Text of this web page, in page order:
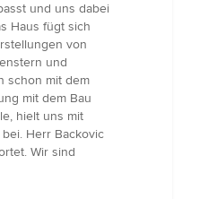
und uns dabei
Haus fügt sich
von
und
schon mit dem
mit dem Bau
hielt uns mit
Herr Backovic
Wir sind